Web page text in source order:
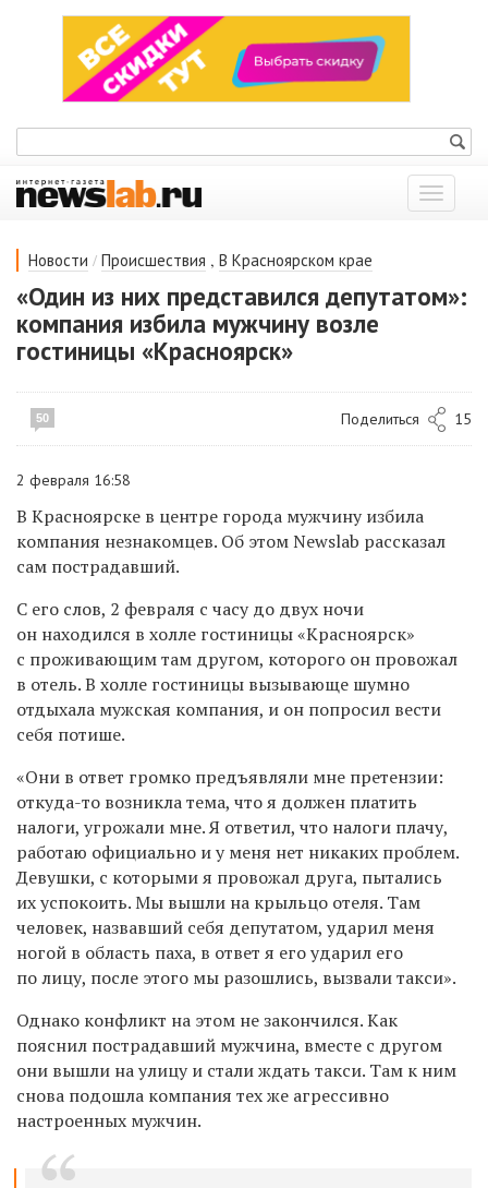
Показать
меню
Новости / Происшествия , В Красноярском крае
«Один из них представился депутатом»:
компания избила мужчину возле
гостиницы «Красноярск»
50 Поделиться 15
2 февраля 16:58
В Красноярске в центре города мужчину избила
компания незнакомцев. Об этом Newslab рассказал
сам пострадавший.
С его слов, 2 февраля с часу до двух ночи
он находился в холле гостиницы «Красноярск»
с проживающим там другом, которого он провожал
в отель. В холле гостиницы вызывающе шумно
отдыхала мужская компания, и он попросил вести
себя потише.
«Они в ответ громко предъявляли мне претензии:
откуда-то возникла тема, что я должен платить
налоги, угрожали мне. Я ответил, что налоги плачу,
работаю официально и у меня нет никаких проблем.
Девушки, с которыми я провожал друга, пытались
их успокоить. Мы вышли на крыльцо отеля. Там
человек, назвавший себя депутатом, ударил меня
ногой в область паха, в ответ я его ударил его
по лицу, после этого мы разошлись, вызвали такси».
Однако конфликт на этом не закончился. Как
пояснил пострадавший мужчина, вместе с другом
они вышли на улицу и стали ждать такси. Там к ним
снова подошла компания тех же агрессивно
настроенных мужчин.